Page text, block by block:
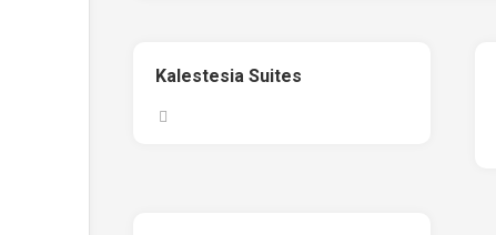
Kalestesia Suites